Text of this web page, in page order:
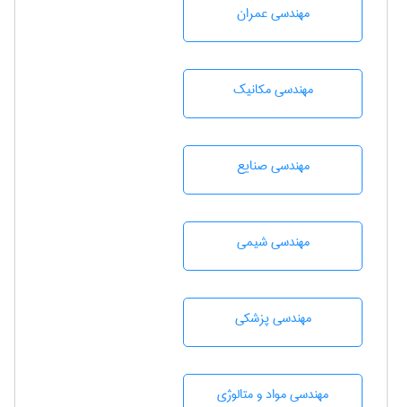
مهندسی عمران
مهندسی مکانیک
مهندسی صنايع
مهندسي شيمی
مهندسی پزشکی
مهندسی مواد و متالوژی